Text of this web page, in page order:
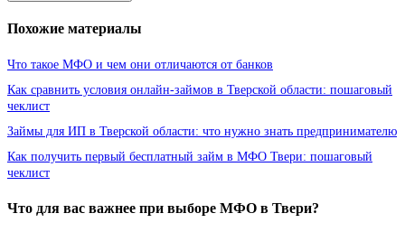
Похожие материалы
Что такое МФО и чем они отличаются от банков
Как сравнить условия онлайн-займов в Тверской области: пошаговый
чеклист
Займы для ИП в Тверской области: что нужно знать предпринимателю
Как получить первый бесплатный займ в МФО Твери: пошаговый
чеклист
Что для вас важнее при выборе МФО в Твери?